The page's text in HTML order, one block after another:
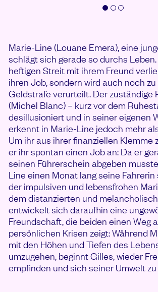
Marie-Line (Louane Emera), eine
schlägt sich gerade so durchs
heftigen Streit mit ihrem Freund
ihren Job, sondern wird auch noch
Geldstrafe verurteilt. Der zuständige
(Michel Blanc) – kurz vor dem
desillusioniert und in seiner eigenen
erkennt in Marie-Line jedoch mehr
Um ihr aus ihrer finanziellen Klemme
er ihr spontan einen Job an: Da er
seinen Führerschein abgeben
Line einen Monat lang seine Fahrerin
der impulsiven und lebensfrohen
dem distanzierten und
entwickelt sich daraufhin eine
Freundschaft, die beiden einen Weg
persönlichen Krisen zeigt: Während
mit den Höhen und Tiefen des
umzugehen, beginnt Gilles, wieder
empfinden und sich seiner Umwelt